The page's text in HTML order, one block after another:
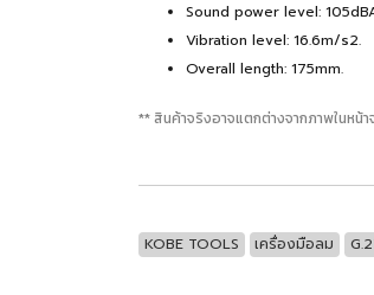
Sound power level:
Vibration level: 16.6m/s2.
Overall length: 175mm.
** สินค้าจริงอาจแตกต่างจากภาพในห
KOBE TOOLS เครื่องมือลม